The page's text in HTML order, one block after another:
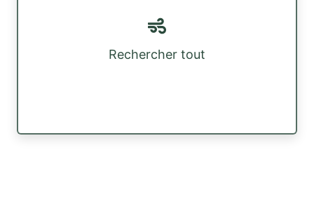
Rechercher tout